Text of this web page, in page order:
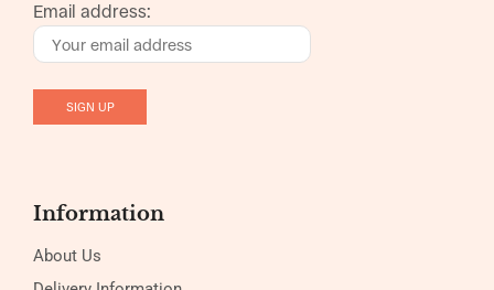
Email address:
Information
About Us